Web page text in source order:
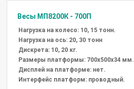
Весы МП8200К - 700П
Нагрузка на колесо: 10, 15 тонн.
Нагрузка на ось: 20, 30 тонн
Дискрета: 10, 20 кг.
Размеры платформы: 700х500х34 мм.
Дисплей на платформе: нет.
Интерфейс платформ: проводный.